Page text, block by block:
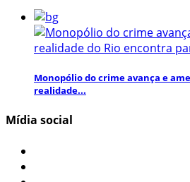
Monopólio do crime avança e
realidade...
Mídia social